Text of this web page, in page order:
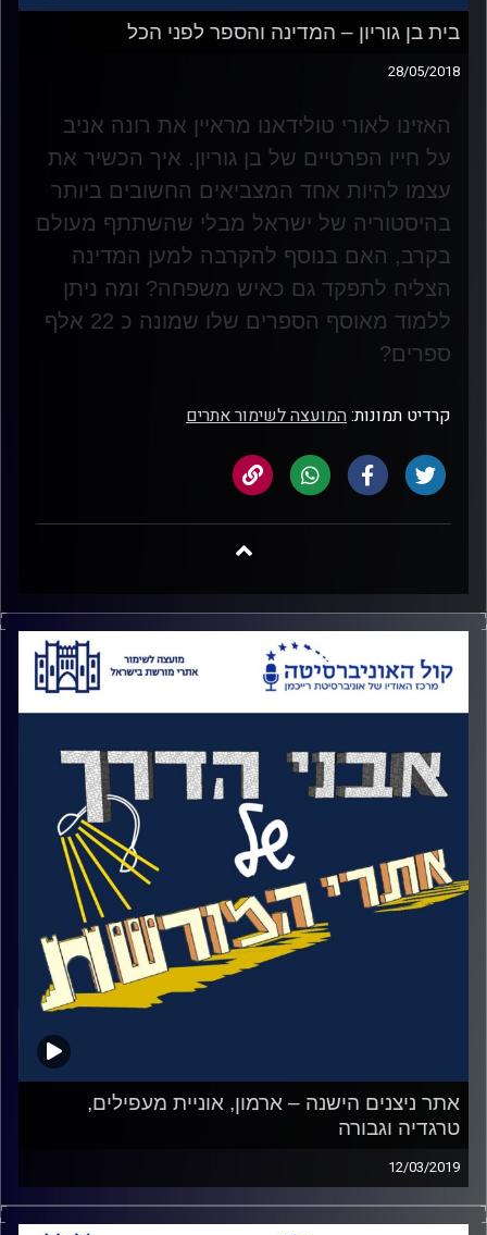
בית בן גוריון – המדינה והספר לפני הכל
28/05/2018
האזינו לאורי טולידאנו מראיין את רונה אניב
על חייו הפרטיים של בן גוריון. איך הכשיר את
עצמו להיות אחד המצביאים החשובים ביותר
בהיסטוריה של ישראל מבלי שהשתתף מעולם
בקרב, האם בנוסף להקרבה למען המדינה
הצליח לתפקד גם כאיש משפחה? ומה ניתן
ללמוד מאוסף הספרים שלו שמונה כ 22 אלף
ספרים?
קרדיט תמונות:המועצה לשימור אתרים
אתר ניצנים הישנה – ארמון, אוניית מעפילים,
טרגדיה וגבורה
12/03/2019
קרב ניצנים חקוק בזיכרון הקולקטיבי הישראלי כטרגדיה,
קיבוץ שנפל. 33 נופלים ביניהם 3 נשים ו 106 לוחמים שנפלו